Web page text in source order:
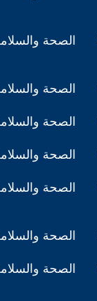
الصحة
الصحة
الصحة
الصحة
الصحة
الصحة
الصحة